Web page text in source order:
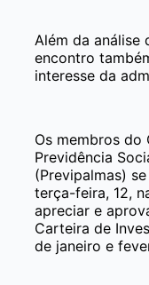
Além da análise
encontro
interesse da
Os membros do
Previdência
(Previpalmas)
terça-feira, 12,
apreciar e
Carteira de
de janeiro e